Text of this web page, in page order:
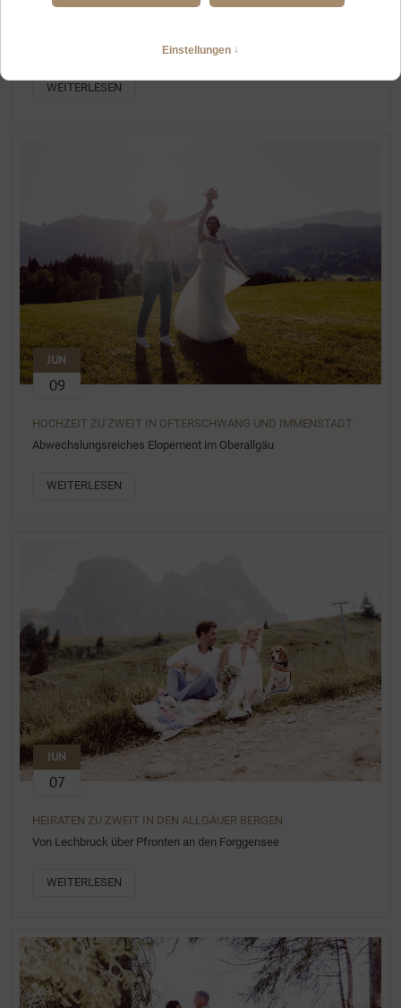
HOCHZEITSFOTOGRAFIN IM ALLGÄU MIT ERFAHRUNG BEI
Intime Hochzeit im Jagdhaus Oberstdorf und Alpe Dornach
WEITERLESEN
JUN
09
HOCHZEIT ZU ZWEIT IN OFTERSCHWANG UND IMMENSTADT
Abwechslungsreiches Elopement im Oberallgäu
WEITERLESEN
JUN
07
HEIRATEN ZU ZWEIT IN DEN ALLGÄUER BERGEN
Von Lechbruck über Pfronten an den Forggensee
WEITERLESEN